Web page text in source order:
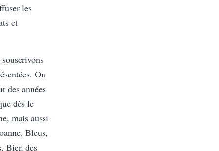
les
et
On
des années
dès le
mais aussi
Bleus,
Bien des